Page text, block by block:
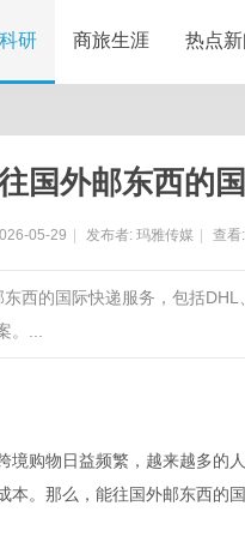
研 商旅生涯 热点
国外邮东西的
05-29 发布者: 玛雅传媒 查
西的国际快递服务，包括
。...
境购物日益频繁，越来越多的
本。那么，能往国外邮东西的